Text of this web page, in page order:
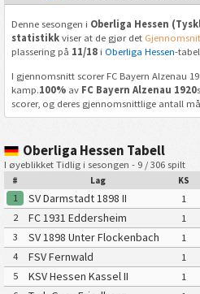
Denne sesongen i Oberliga Hessen
statistikkviser at de gjør det
plassering på 11/18i Oberliga Hessen-
I gjennomsnitt scorer FC Bayern Alzenau
kamp.100%av FC Bayern Alzenau 1920
scorer, og deres gjennomsnittlige antall
Oberliga Hessen Tabell
I øyeblikket Tidlig i sesongen - 9 / 306 spilt
# Lag KS
1 SV Darmstadt 1898 II 1
2
FC 1931 Eddersheim 1
3
SV 1898 Unter Flockenbach 1
4
FSV Fernwald 1
5
KSV Hessen Kassel II 1